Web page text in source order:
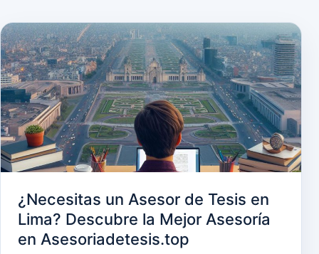
¿Necesitas un Asesor de Tesis en
Lima? Descubre la Mejor Asesoría
en Asesoriadetesis.top